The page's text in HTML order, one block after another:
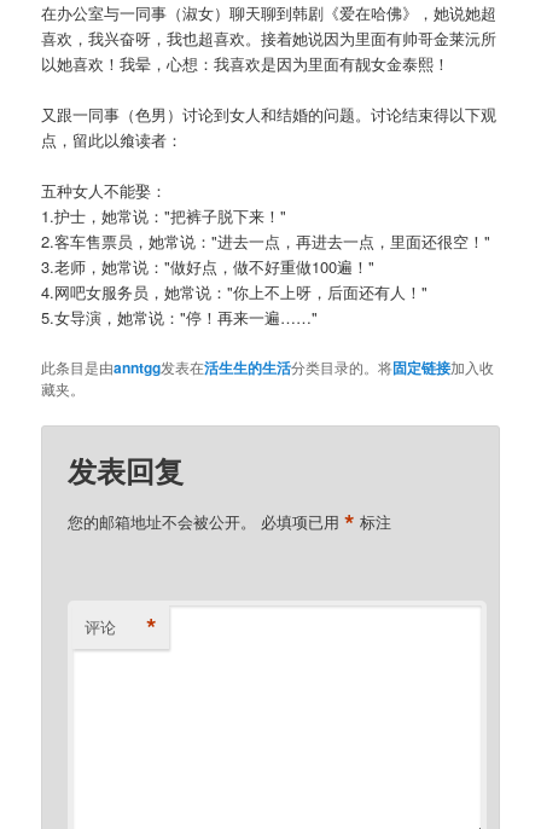
在办公室与一同事（淑女）聊天聊到韩剧《爱在哈佛》，她说她超
喜欢，我兴奋呀，我也超喜欢。接着她说因为里面有帅哥金莱沅所
以她喜欢！我晕，心想：我喜欢是因为里面有靓女金泰熙！
又跟一同事（色男）讨论到女人和结婚的问题。讨论结束得以下观
点，留此以飨读者：
五种女人不能娶：
1.护士，她常说："把裤子脱下来！"
2.客车售票员，她常说："进去一点，再进去一点，里面还很空！"
3.老师，她常说："做好点，做不好重做100遍！"
4.网吧女服务员，她常说："你上不上呀，后面还有人！"
5.女导演，她常说："停！再来一遍……"
此条目是由anntgg发表在活生生的生活分类目录的。将固定链接加入收
藏夹。
发表回复
您的邮箱地址不会被公开。 必填项已用* 标注
评论 *